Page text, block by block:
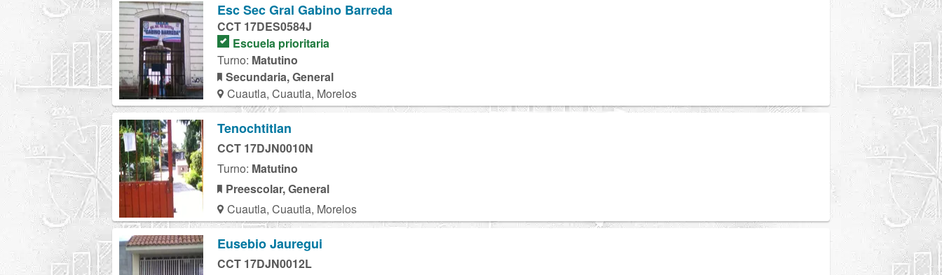
Esc Sec Gral Gabino Barreda
CCT 17DES0584J
Escuela prioritaria
Turno: Matutino
Secundaria, General
Cuautla, Cuautla, Morelos
Tenochtitlan
CCT 17DJN0010N
Turno: Matutino
Preescolar, General
Cuautla, Cuautla, Morelos
Eusebio Jauregui
CCT 17DJN0012L